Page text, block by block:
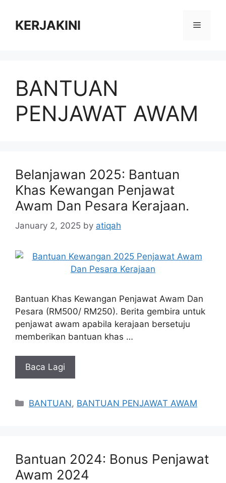
contentKERJAKINI Menu
BANTUAN
PENJAWAT AWAM
Belanjawan 2025: Bantuan
Khas Kewangan Penjawat
Awam Dan Pesara Kerajaan.
January 2, 2025 by atiqah
Bantuan Khas Kewangan Penjawat Awam Dan
Pesara (RM500/ RM250). Berita gembira untuk
penjawat awam apabila kerajaan bersetuju
memberikan bantuan khas …
Baca Lagi
Categories
BANTUAN, BANTUAN PENJAWAT AWAM
Bantuan 2024: Bonus Penjawat
Awam 2024